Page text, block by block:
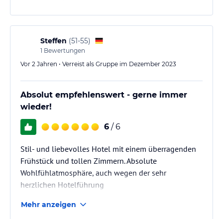
Steffen (51-55)
1 Bewertungen
Vor 2 Jahren • Verreist als Gruppe im Dezember 2023
Absolut empfehlenswert - gerne immer
wieder!
6 / 6
Stil- und liebevolles Hotel mit einem überragenden
Frühstück und tollen Zimmern. Absolute
Wohlfühlatmosphäre, auch wegen der sehr
herzlichen Hotelführung
Mehr anzeigen